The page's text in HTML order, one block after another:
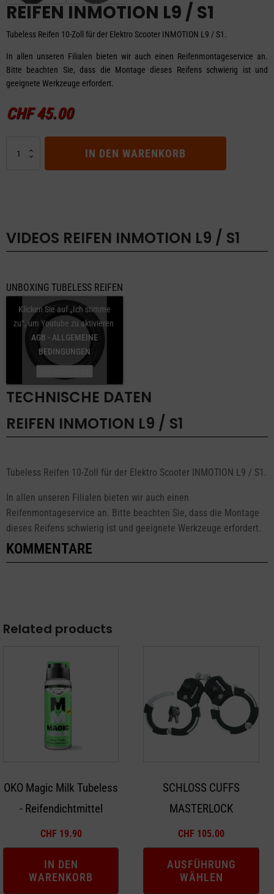
REIFEN INMOTION L9 / S1
Tubeless Reifen 10-Zoll für der Elektro Scooter INMOTION L9 / S1.
In allen unseren Filialen bieten wir auch einen Reifenmontageservice an.
Bitte beachten Sie, dass die Montage dieses Reifens schwierig ist und
geeignete Werkzeuge erfordert.
CHF45.00
INMOTION
IN DEN WARENKORB
VIDEOS REIFEN INMOTION L9 / S1
UNBOXING TUBELESS REIFEN
Klicken Sie auf „Ich stimme
zu“, um Youtube zu aktivieren
AGB - ALLGEMEINE
BEDINGUNGEN
TECHNISCHE DATEN
REIFEN INMOTION L9 / S1
Tubeless Reifen 10-Zoll für der Elektro Scooter INMOTION L9 / S1.
In allen unseren Filialen bieten wir auch einen
Reifenmontageservice an. Bitte beachten Sie, dass die Montage
dieses Reifens schwierig ist und geeignete Werkzeuge erfordert.
KOMMENTARE
Related products
OKO Magic Milk Tubeless
- Reifendichtmittel
CHF 19.90
IN DEN
WARENKORB
SCHLOSS CUFFS
MASTERLOCK
CHF 105.00
AUSFÜHRUNG
WÄHLEN
mehrere
Varianten
können
gewählt